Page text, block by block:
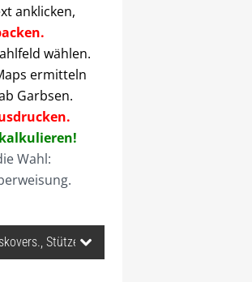
anklicken,
wählen.
ermitteln
Garbsen.
Wahl: